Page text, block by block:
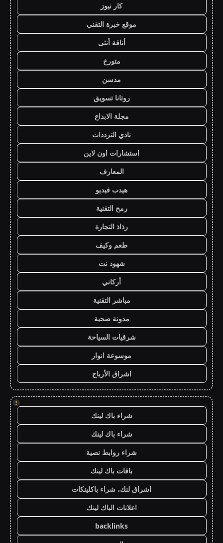
كار نيوز
موقع خبرة التقني
أناقة أنثى
متورخ
مدسن
روتانا تسويق
مجلة الابداع
نادي الترددات
استشارات اون لاين
المعارف
هيدب فيديو
رمح التقنية
رذاذ التجارة
طعم وكيف
شهود نت
أركاني
مباشر التقنية
مدونة صحبة
شرقيات السياحة
موسوعة انوار
اشراق الأرباح
!
شراء باك لينك
شراء باك لينك
شراء روابط نصية
باقات باك لينك
اشراق لنك، شراء باكلينكات
اعلانات الباك لينك
backlinks